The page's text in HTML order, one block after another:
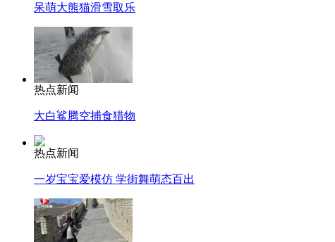
呆萌大熊猫滑雪取乐
热点新闻
大白鲨腾空捕食猎物
热点新闻
一岁宝宝爱模仿 学街舞萌态百出